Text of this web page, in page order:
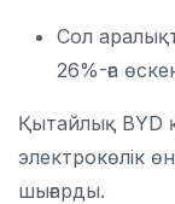
Сол
26%-ға
Қытайлық BYD
электрокөлік
шығарды.